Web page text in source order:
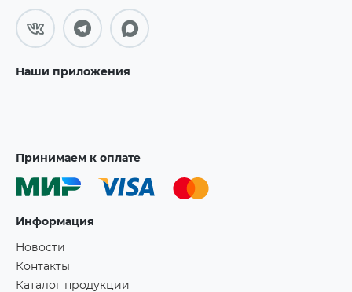
Наши приложения
Принимаем к оплате
Информация
Новости
Контакты
Каталог продукции